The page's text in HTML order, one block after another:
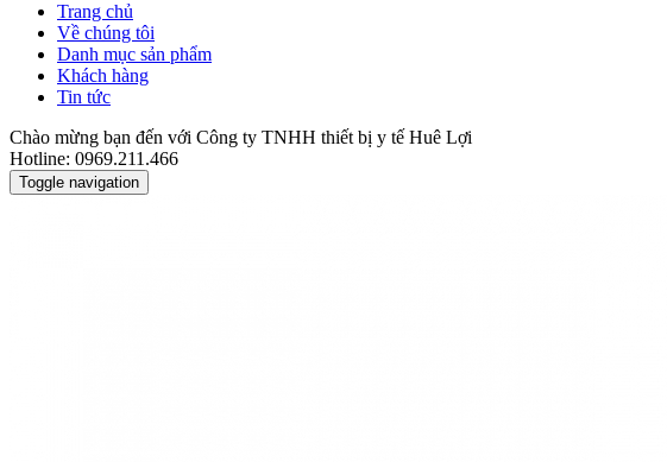
Trang chủ
Về chúng tôi
Danh mục sản phẩm
Khách hàng
Tin tức
Chào mừng bạn đến với Công ty TNHH thiết bị y tế Huê Lợi
Hotline: 0969.211.466
Toggle navigation